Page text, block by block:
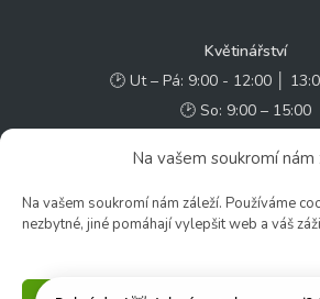
Na vašem soukromí nám
Na vašem soukromí nám záleží. Používáme
nezbytné, jiné pomáhají vylepšit web a váš
Květinářství
🕑 Ut – Pá: 9:00 - 12:00 │
🕑 So: 9:00 – 15:00
Rychlý kontakt:
✉️ e-